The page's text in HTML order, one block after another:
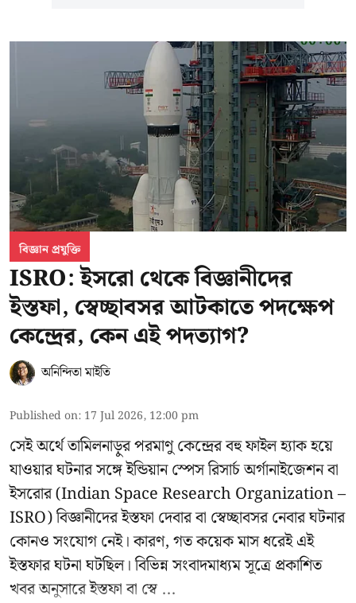
বিজ্ঞান প্রযুক্তি
ISRO: ইসরো থেকে বিজ্ঞানীদের
ইস্তফা, স্বেচ্ছাবসর আটকাতে পদক্ষেপ
কেন্দ্রের, কেন এই পদত্যাগ?
অনিন্দিতা মাইতি
Published on: 17 Jul 2026, 12:00 pm
সেই অর্থে তামিলনাড়ুর পরমাণু কেন্দ্রের বহু ফাইল হ্যাক হয়ে
যাওয়ার ঘটনার সঙ্গেইন্ডিয়ান স্পেস রিসার্চ অর্গানাইজেশন বা
ইসরোর(Indian Space Research Organization –
ISRO) বিজ্ঞানীদের ইস্তফা দেবার বা স্বেচ্ছাবসর নেবার ঘটনার
কোনও সংযোগ নেই। কারণ, গত কয়েক মাস ধরেই এই
ইস্তফার ঘটনা ঘটছিল। বিভিন্ন সংবাদমাধ্যম সূত্রে প্রকাশিত
খবর অনুসারে ইস্তফা বা স্বে ...